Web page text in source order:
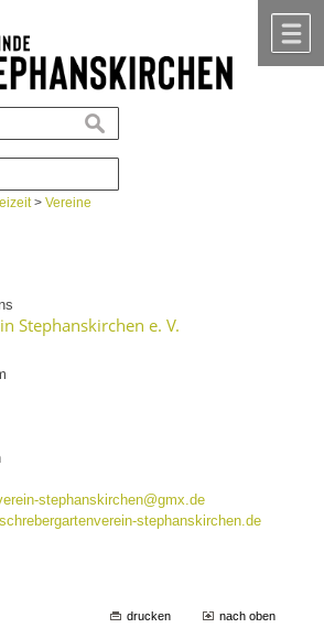
suchen
>Vereine
Stephanskirchen e. V.
stephanskirchen@gmx.de
stephanskirchen.de
drucken nach oben